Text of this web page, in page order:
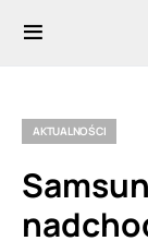
AKTUALNOŚCI